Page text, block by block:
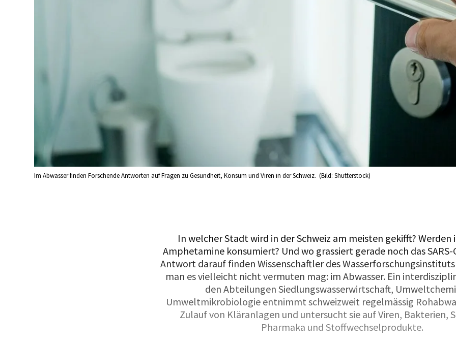
Im Abwasser finden Forschende Antworten auf Fragen zu Gesundheit, Konsum und Viren in der Schweiz. (Bild: Shutterstock)
In welcher Stadt wird in der Schweiz am meisten gekifft?
Amphetamine konsumiert? Und wo grassiert gerade noch das SARS-
Antwort darauf finden Wissenschaftler des
man es vielleicht nicht vermuten mag: im Abwasser. Ein
den Abteilungen Siedlungswasserwirtschaft,
Umweltmikrobiologie entnimmt schweizweit regelmässig
Zulauf von Kläranlagen und untersucht sie auf Viren, Bakterien,
Pharmaka und Stoffwechselprodukte.